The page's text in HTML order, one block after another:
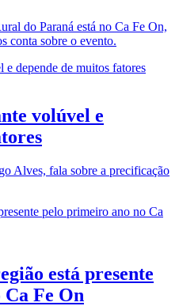
do Paraná está no Ca Fe On,
conta sobre o evento.
volúvel e
Alves, fala sobre a precificação
está presente
Fe On